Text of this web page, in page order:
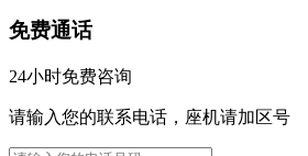
免费通话
24小时免费咨询
请输入您的联系电话，座机请加区号